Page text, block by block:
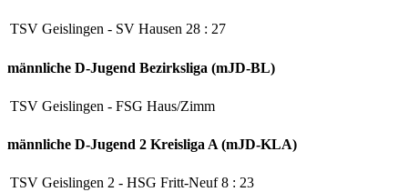
TSV Geislingen - SV Hausen 28 : 27
männliche D-Jugend Bezirksliga (mJD-BL)
TSV Geislingen - FSG Haus/Zimm
männliche D-Jugend 2 Kreisliga A (mJD-KLA)
TSV Geislingen 2 - HSG Fritt-Neuf 8 : 23